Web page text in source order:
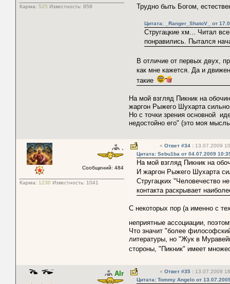
Карма: 525 Известность: 858 Трудно быть Богом,
Цитата: _Ranger_ShatoV_ от
Cтругацкие хм... Читал
понравились. Пытался
В отличие от первых двух,
как мне кажется. Да и
такие
На мой взгляд Пикник на
жаргон Рыжего Шухарта сильно
Но с точки зрения основной
недостойно его" (это моя
.
Сообщений: 484
Карма: 1230 Известность: 1041
« Ответ #34 : 13.07.2009
Цитата: Sebu1ba от 04.07.2009
На мой взгляд Пикник на
И жаргон Рыжего Шухарта
Стругацких "Человечество
контакта раскрывает
С некоторых пор (а именно с
неприятные ассоциации,
Что значит "более
литературы, но "Жук в
стороны, "Пикник" имеет
Alr « Ответ #35 : 13.07.2009
Цитата: Tommy Angelo от